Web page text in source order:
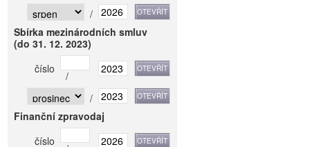
/
Sbírka mezinárodních smluv
(do 31. 12. 2023)
číslo
/
/
Finanční zpravodaj
číslo